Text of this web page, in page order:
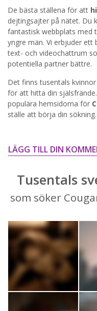
Genom att registrera
Sekretesspolicyn .
reklam via e-post
tillbaka godkännande
De bästa ställena för att
dejtingsajter på nätet. Du
fantastisk webbplats med
yngre män. Vi erbjuder
text- och videochattrum
potentiella partner bättre.
Det finns tusentals
för att hitta din
populära hemsidorna för
ställe att börja din sökning.
LÄGG TILL DIN
Tusentals
som söker